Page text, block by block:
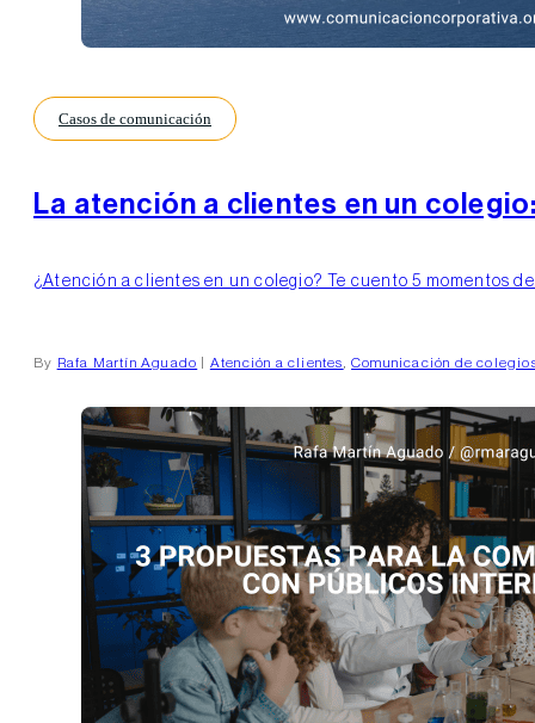
Casos de comunicación
La atención a clientes en un
¿Atención a clientes en un colegio? Te cuento 5 momentos
By Rafa Martín Aguado Atención a clientes ,Comunicación de